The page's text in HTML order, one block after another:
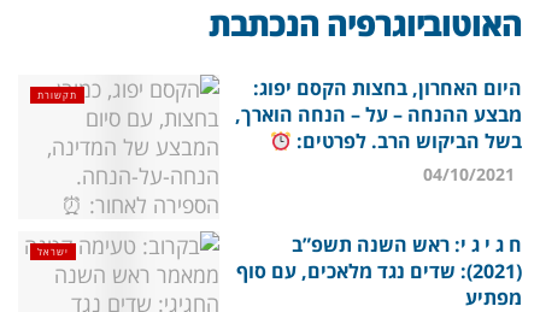
האוטוביוגרפיה הנכתבת
תקשורת
היום האחרון, בחצות הקסם יפוג:
מבצע ההנחה – על – הנחה הוארך,
בשל הביקוש הרב. לפרטים:
ישראל
ח ג י ג י: ראש השנה תשפ”ב
(2021): שדים נגד מלאכים, עם סוף
מפתיע